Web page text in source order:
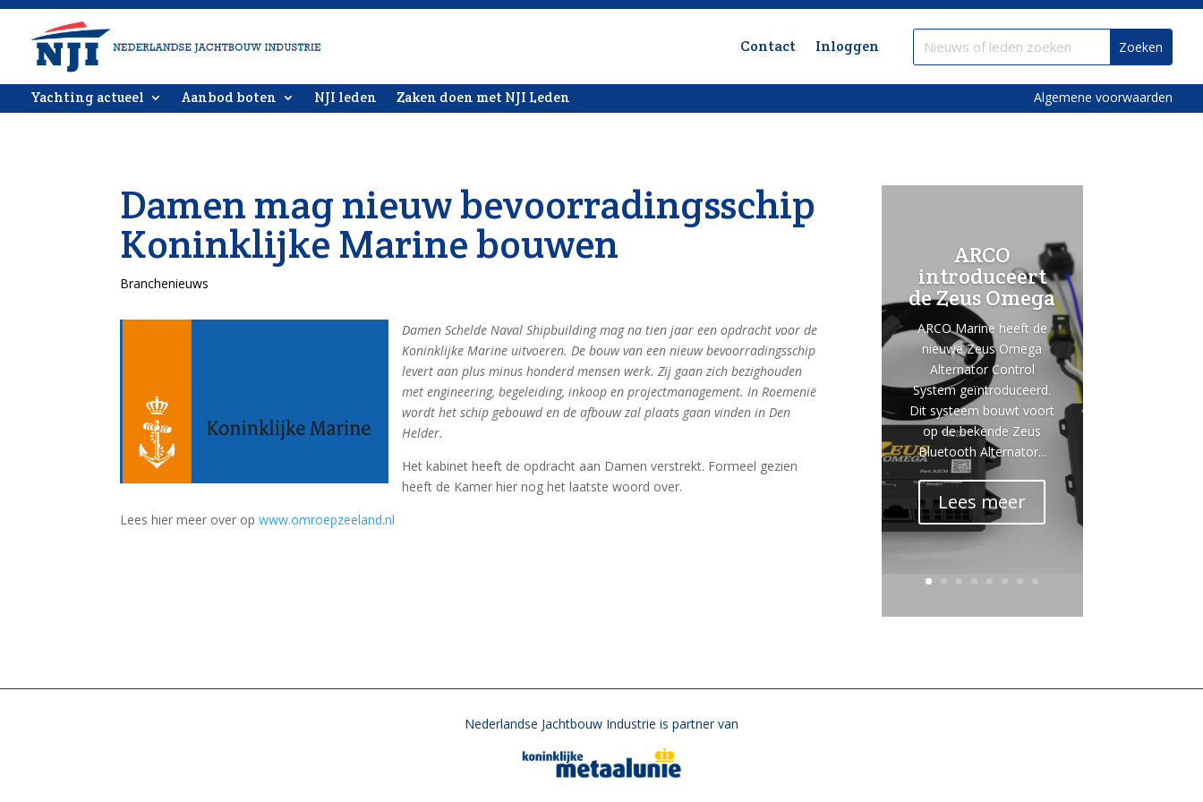
Contact Inloggen
Yachting actueel Aanbod boten NJI leden Zaken doen met NJI Leden Algemene voorwaarden
Damen mag nieuw bevoorradingsschip
Koninklijke Marine bouwen
Branchenieuws
Damen Schelde Naval Shipbuilding mag na tien jaar een opdracht voor de
Koninklijke Marine uitvoeren. De bouw van een nieuw bevoorradingsschip
levert aan plus minus honderd mensen werk. Zij gaan zich bezighouden
met engineering, begeleiding, inkoop en projectmanagement. In Roemenië
wordt het schip gebouwd en de afbouw zal plaats gaan vinden in Den
Helder.
Het kabinet heeft de opdracht aan Damen verstrekt. Formeel gezien
heeft de Kamer hier nog het laatste woord over.
Lees hier meer over opwww.omroepzeeland.nl
ARCO
introduceert
de Zeus Omega
ARCO Marine heeft de
nieuwe Zeus Omega
Alternator Control
System geïntroduceerd.
Dit systeem bouwt voort
op de bekende Zeus
Bluetooth Alternator...
Lees meer
Nederlandse Jachtbouw Industrie is partner van